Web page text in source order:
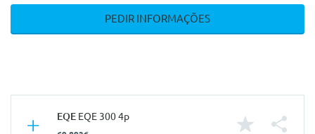
PEDIR INFORMAÇÕES
EQE EQE 300 4p